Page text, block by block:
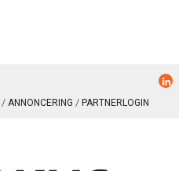
ANNONCERING PARTNERLOGIN